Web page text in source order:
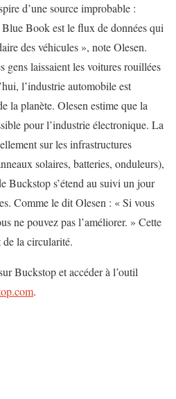
d’une source improbable :
Book est le flux de données qui
des véhicules », note Olesen.
gens laissaient les voitures rouillées
l’industrie automobile est
la planète. Olesen estime que la
pour l’industrie électronique. La
sur les infrastructures
solaires, batteries, onduleurs),
Buckstop s’étend au suivi un jour
Comme le dit Olesen : « Si vous
ne pouvez pas l’améliorer. » Cette
de la circularité.
Buckstop et accéder à l’outil
.